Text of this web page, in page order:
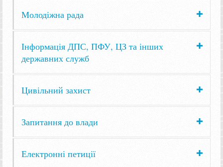
Молодіжна рада
Інформація ДПС, ПФУ, ЦЗ та інших
державних служб
Цивільний захист
Запитання до влади
Електронні петиції